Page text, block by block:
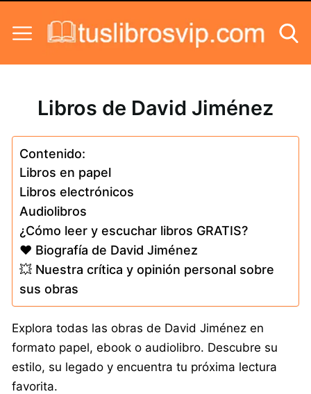
Libros de David Jiménez
Contenido:
Libros en papel
Libros electrónicos
Audiolibros
¿Cómo leer y escuchar libros GRATIS?
❤️ Biografía de David Jiménez
💥 Nuestra crítica y opinión personal sobre
sus obras
Explora todas las obras de David Jiménez en
formato papel, ebook o audiolibro. Descubre su
estilo, su legado y encuentra tu próxima lectura
favorita.